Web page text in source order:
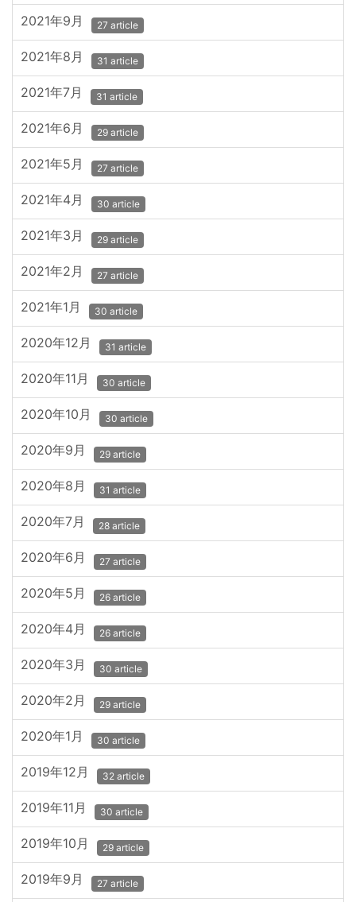
2021年9月 27 article
2021年8月 31 article
2021年7月 31 article
2021年6月 29 article
2021年5月 27 article
2021年4月 30 article
2021年3月 29 article
2021年2月 27 article
2021年1月 30 article
2020年12月 31 article
2020年11月 30 article
2020年10月 30 article
2020年9月 29 article
2020年8月 31 article
2020年7月 28 article
2020年6月 27 article
2020年5月 26 article
2020年4月 26 article
2020年3月 30 article
2020年2月 29 article
2020年1月 30 article
2019年12月 32 article
2019年11月 30 article
2019年10月 29 article
2019年9月 27 article